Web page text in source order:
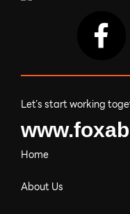
Let’s start working
Home
About Us